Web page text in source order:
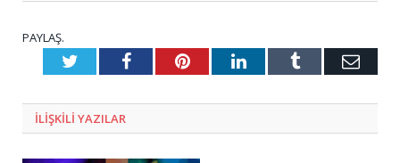
PAYLAŞ.
TwitterFacebookPinterestLinkedInTumblr E-
ILIŞKILI YAZILAR